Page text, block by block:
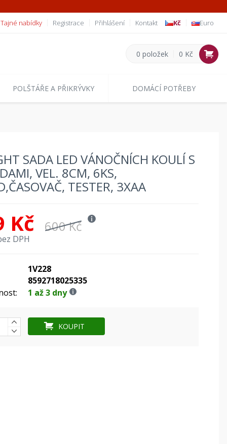
Tajné nabídky Registrace Přihlášení Kontakt Kč Euro
0 položek 0 Kč
POLŠTÁŘE A PŘIKRÝVKY DOMÁCÍ POTŘEBY
SADA LED VÁNOČNÍCH KOULÍ S
VEL. 8CM, 6KS,
TESTER, 3XAA
Kč 600 Kč
DPH
1V228
8592718025335
1 až 3 dny
KOUPIT